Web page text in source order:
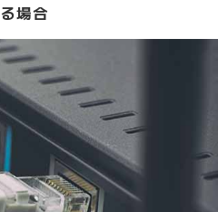
場合